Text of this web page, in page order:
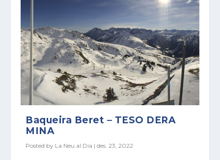
Baqueira Beret – TESO DERA
MINA
Posted by La Neu al Dia |des. 23, 2022